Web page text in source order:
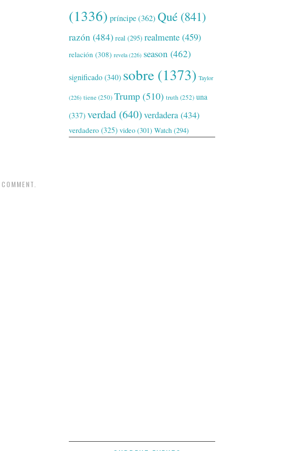
(1336) príncipe(362) Qué (841)
razón (484) real (295) realmente (459)
relación (308) revela(226) season (462)
significado(340) sobre (1373) Taylor
(226) tiene(250) Trump (510) truth (252) una
(337)verdad (640)verdadera (434)
verdadero (325) video (301) Watch (294)